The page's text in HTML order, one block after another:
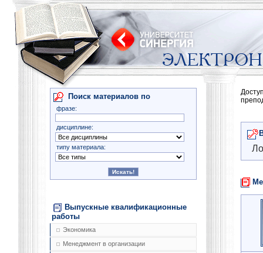
Поиск материалов по
фразе:
дисциплине:
типу материала:
Выпускные квалификационные
работы
Экономика
Менеджмент в организации